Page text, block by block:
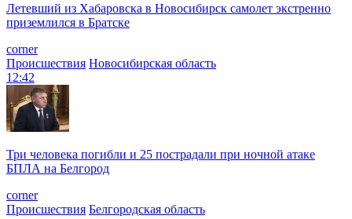
Летевший из Хабаровска в Новосибирск самолет экстренно
приземлился в Братске
corner
Происшествия Новосибирская область
12:42
Три человека погибли и 25 пострадали при ночной атаке
БПЛА на Белгород
corner
Происшествия Белгородская область